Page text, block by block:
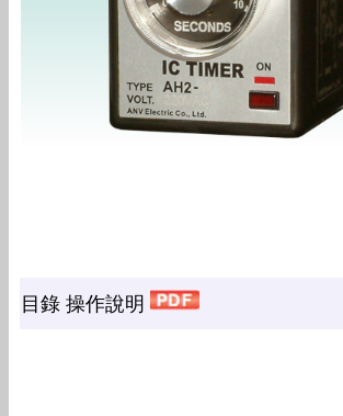
目錄 操作說明